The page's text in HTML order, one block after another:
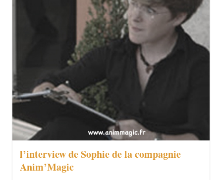
l’interview de Sophie de la compagnie
Anim’Magic